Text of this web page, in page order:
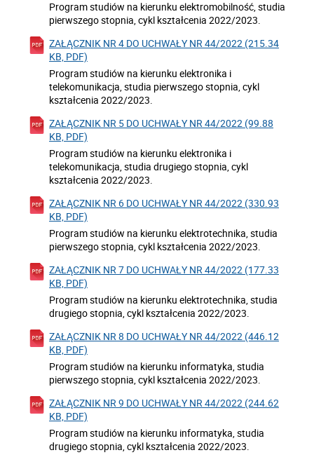
Program studiów na kierunku elektromobilność, studia
pierwszego stopnia, cykl kształcenia 2022/2023.
ZAŁĄCZNIK NR 4 DO UCHWAŁY NR 44/2022 (215.34
KB, PDF)
Program studiów na kierunku elektronika i
telekomunikacja, studia pierwszego stopnia, cykl
kształcenia 2022/2023.
ZAŁĄCZNIK NR 5 DO UCHWAŁY NR 44/2022 (99.88
KB, PDF)
Program studiów na kierunku elektronika i
telekomunikacja, studia drugiego stopnia, cykl
kształcenia 2022/2023.
ZAŁĄCZNIK NR 6 DO UCHWAŁY NR 44/2022 (330.93
KB, PDF)
Program studiów na kierunku elektrotechnika, studia
pierwszego stopnia, cykl kształcenia 2022/2023.
ZAŁĄCZNIK NR 7 DO UCHWAŁY NR 44/2022 (177.33
KB, PDF)
Program studiów na kierunku elektrotechnika, studia
drugiego stopnia, cykl kształcenia 2022/2023.
ZAŁĄCZNIK NR 8 DO UCHWAŁY NR 44/2022 (446.12
KB, PDF)
Program studiów na kierunku informatyka, studia
pierwszego stopnia, cykl kształcenia 2022/2023.
ZAŁĄCZNIK NR 9 DO UCHWAŁY NR 44/2022 (244.62
KB, PDF)
Program studiów na kierunku informatyka, studia
drugiego stopnia, cykl kształcenia 2022/2023.